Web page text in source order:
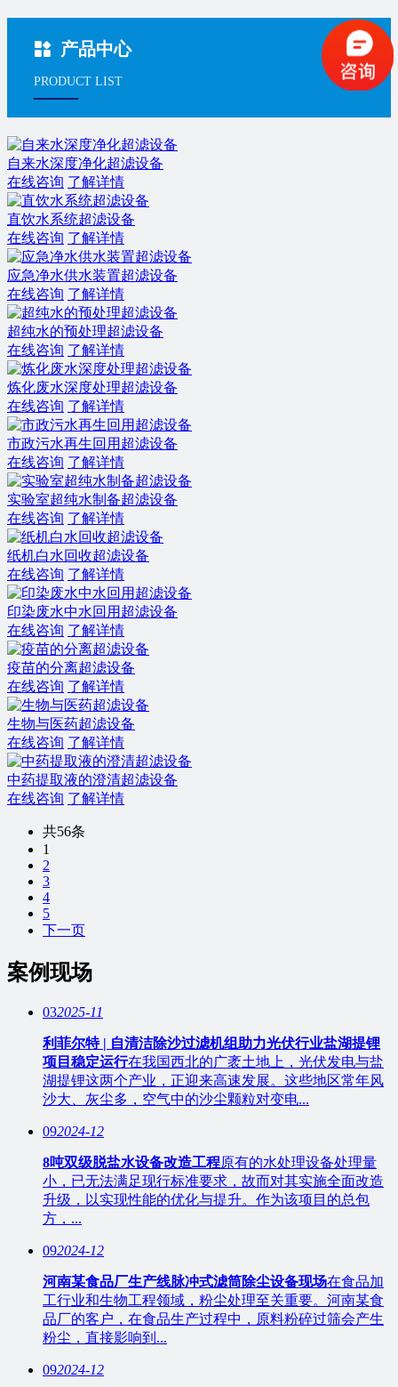
产品中心
PRODUCT LIST
自来水深度净化超滤设备
在线咨询 了解详情
直饮水系统超滤设备
在线咨询 了解详情
应急净水供水装置超滤设备
在线咨询 了解详情
超纯水的预处理超滤设备
在线咨询 了解详情
炼化废水深度处理超滤设备
在线咨询 了解详情
市政污水再生回用超滤设备
在线咨询 了解详情
实验室超纯水制备超滤设备
在线咨询 了解详情
纸机白水回收超滤设备
在线咨询 了解详情
印染废水中水回用超滤设备
在线咨询 了解详情
疫苗的分离超滤设备
在线咨询 了解详情
生物与医药超滤设备
在线咨询 了解详情
中药提取液的澄清超滤设备
在线咨询 了解详情
共56条
1
2
3
4
5
下一页
案例现场
032025-11
利菲尔特 | 自清洁除沙过滤机组助力光伏行业盐湖提锂
项目稳定运行在我国西北的广袤土地上，光伏发电与盐
湖提锂这两个产业，正迎来高速发展。这些地区常年风
沙大、灰尘多，空气中的沙尘颗粒对变电...
092024-12
8吨双级脱盐水设备改造工程原有的水处理设备处理量
小，已无法满足现行标准要求，故而对其实施全面改造
升级，以实现性能的优化与提升。作为该项目的总包
方，...
092024-12
河南某食品厂生产线脉冲式滤筒除尘设备现场在食品加
工行业和生物工程领域，粉尘处理至关重要。河南某食
品厂的客户，在食品生产过程中，原料粉碎过筛会产生
粉尘，直接影响到...
092024-12